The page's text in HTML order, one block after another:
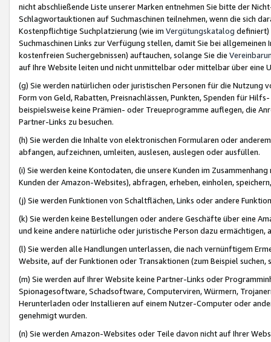
nicht abschließende Liste unserer Marken entnehmen Sie bitte der
Schlagwortauktionen auf Suchmaschinen teilnehmen, wenn die sich
Kostenpflichtige Suchplatzierung (wie im Vergütungskatalog definiert)
Suchmaschinen Links zur Verfügung stellen, damit Sie bei
kostenfreien Suchergebnissen) auftauchen, solange Sie die
auf Ihre Website leiten und nicht unmittelbar oder mittelbar über eine
(g) Sie werden natürlichen oder juristischen Personen für die Nutzung
Form von Geld, Rabatten, Preisnachlässen, Punkten, Spenden für
beispielsweise keine Prämien- oder Treueprogramme auflegen, die
Partner-Links zu besuchen.
(h) Sie werden die Inhalte von elektronischen Formularen oder
abfangen, aufzeichnen, umleiten, auslesen, auslegen oder ausfüllen.
(i) Sie werden keine Kontodaten, die unsere Kunden im
Kunden der Amazon-Websites), abfragen, erheben, einholen,
(j) Sie werden Funktionen von Schaltflächen, Links oder andere
(k) Sie werden keine Bestellungen oder andere Geschäfte über eine
und keine andere natürliche oder juristische Person dazu
(l) Sie werden alle Handlungen unterlassen, die nach vernünftigem
Website, auf der Funktionen oder Transaktionen (zum Beispiel
(m) Sie werden auf Ihrer Website keine Partner-Links oder
Spionagesoftware, Schadsoftware, Computerviren, Würmern,
Herunterladen oder Installieren auf einem Nutzer-Computer oder
genehmigt wurden.
(n) Sie werden Amazon-Websites oder Teile davon nicht auf Ihrer